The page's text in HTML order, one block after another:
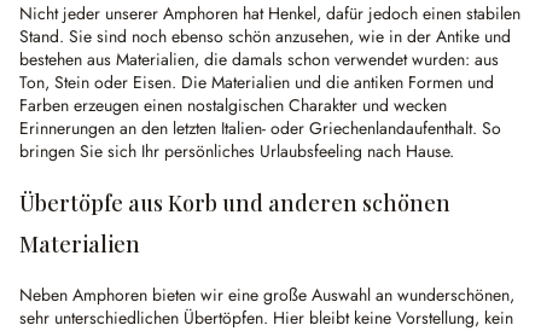
Nicht jeder unserer Amphoren hat Henkel, dafür jedoch einen stabilen
Stand. Sie sind noch ebenso schön anzusehen, wie in der Antike und
bestehen aus Materialien, die damals schon verwendet wurden: aus
Ton, Stein oder Eisen. Die Materialien und die antiken Formen und
Farben erzeugen einen nostalgischen Charakter und wecken
Erinnerungen an den letzten Italien- oder Griechenlandaufenthalt. So
bringen Sie sich Ihr persönliches Urlaubsfeeling nach Hause.
Übertöpfe aus Korb und anderen schönen
Materialien
Neben Amphoren bieten wir eine große Auswahl an wunderschönen,
sehr unterschiedlichen Übertöpfen. Hier bleibt keine Vorstellung, kein